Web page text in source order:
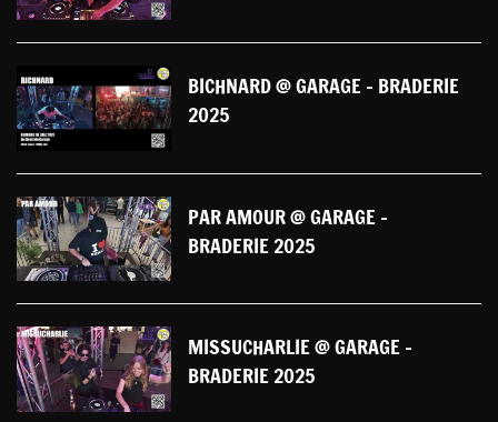
BICHNARD @ GARAGE - BRADERIE
2025
PAR AMOUR @ GARAGE -
BRADERIE 2025
MISSUCHARLIE @ GARAGE -
BRADERIE 2025